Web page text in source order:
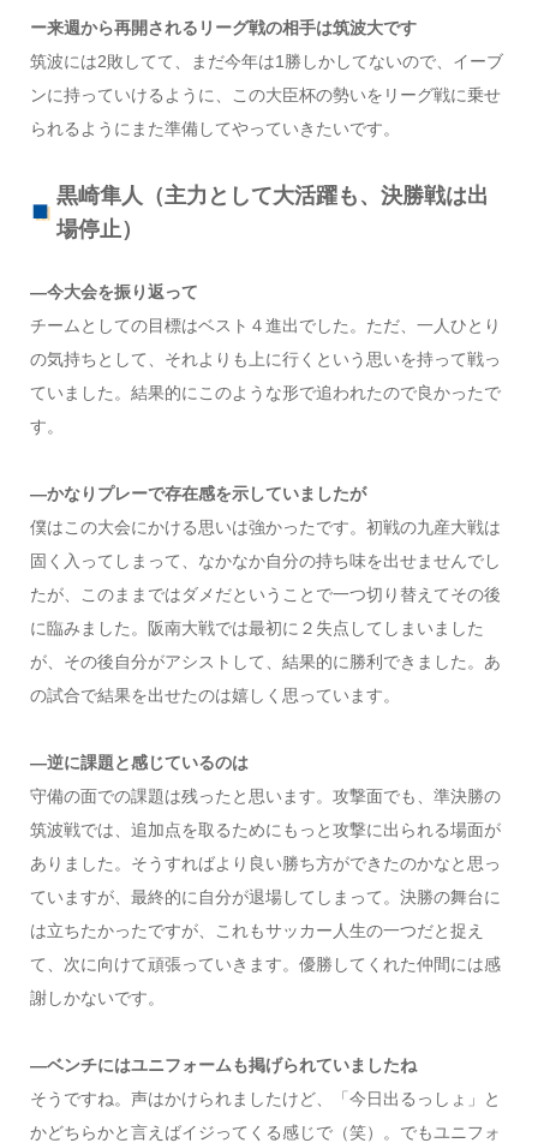
ー来週から再開されるリーグ戦の相手は筑波大です
筑波には2敗してて、まだ今年は1勝しかしてないので、イーブ
ンに持っていけるように、この大臣杯の勢いをリーグ戦に乗せ
られるようにまた準備してやっていきたいです。
黒崎隼人（主力として大活躍も、決勝戦は出
場停止）
—今大会を振り返って
チームとしての目標はベスト４進出でした。ただ、一人ひとり
の気持ちとして、それよりも上に行くという思いを持って戦っ
ていました。結果的にこのような形で追われたので良かったで
す。
—かなりプレーで存在感を示していましたが
僕はこの大会にかける思いは強かったです。初戦の九産大戦は
固く入ってしまって、なかなか自分の持ち味を出せませんでし
たが、このままではダメだということで一つ切り替えてその後
に臨みました。阪南大戦では最初に２失点してしまいました
が、その後自分がアシストして、結果的に勝利できました。あ
の試合で結果を出せたのは嬉しく思っています。
—逆に課題と感じているのは
守備の面での課題は残ったと思います。攻撃面でも、準決勝の
筑波戦では、追加点を取るためにもっと攻撃に出られる場面が
ありました。そうすればより良い勝ち方ができたのかなと思っ
ていますが、最終的に自分が退場してしまって。決勝の舞台に
は立ちたかったですが、これもサッカー人生の一つだと捉え
て、次に向けて頑張っていきます。優勝してくれた仲間には感
謝しかないです。
—ベンチにはユニフォームも掲げられていましたね
そうですね。声はかけられましたけど、「今日出るっしょ」と
かどちらかと言えばイジってくる感じで（笑）。でもユニフォ